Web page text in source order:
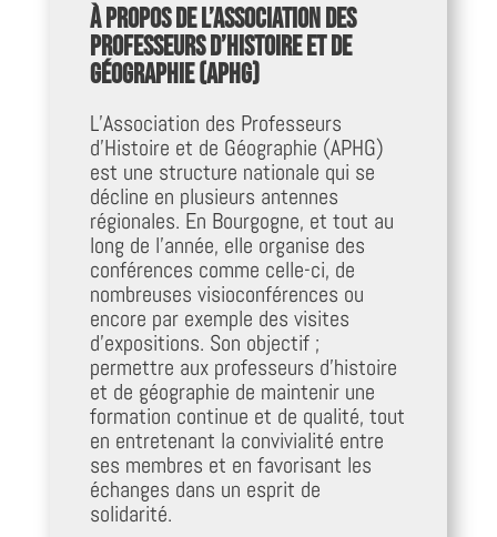
à propos de l’association des
professeurs d’histoire et de
géographie (APHG)
L’Association des Professeurs
d’Histoire et de Géographie (APHG)
est une structure nationale qui se
décline en plusieurs antennes
régionales. En Bourgogne, et tout au
long de l’année, elle organise des
conférences comme celle-ci, de
nombreuses visioconférences ou
encore par exemple des visites
d’expositions. Son objectif ;
permettre aux professeurs d’histoire
et de géographie de maintenir une
formation continue et de qualité, tout
en entretenant la convivialité entre
ses membres et en favorisant les
échanges dans un esprit de
solidarité.